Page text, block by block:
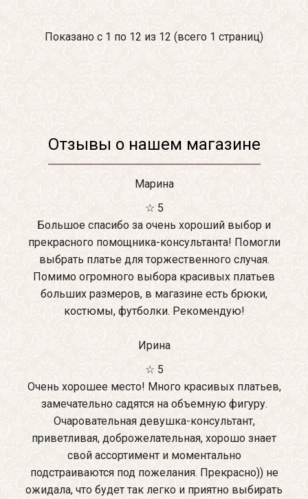
Показано с 1 по 12 из 12 (всего 1 страниц)
Отзывы о нашем магазине
Марина
☆ 5
Большое спасибо за очень хороший выбор и
прекрасного помощника-консультанта! Помогли
выбрать платье для торжественного случая.
Помимо огромного выбора красивых платьев
больших размеров, в магазине есть брюки,
костюмы, футболки. Рекомендую!
Ирина
☆ 5
Очень хорошее место! Много красивых платьев,
замечательно садятся на объемную фигуру.
Очаровательная девушка-консультант,
приветливая, доброжелательная, хорошо знает
свой ассортимент и моментально
подстраиваются под пожелания. Прекрасно)) не
ожидала, что будет так легко и приятно выбирать